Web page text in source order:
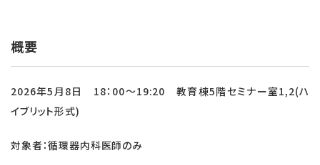
概要
2026年5月8日 18：00～19:20 教育棟5階セミナー室1,2(ハ
イブリット形式)
対象者：循環器内科医師のみ